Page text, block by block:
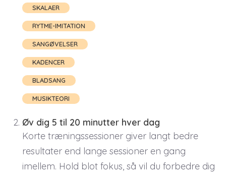
SKALAER
RYTME-IMITATION
SANGØVELSER
KADENCER
BLADSANG
MUSIKTEORI
Øv dig 5 til 20 minutter hver dag
Korte træningssessioner giver langt bedre
resultater end lange sessioner en gang
imellem. Hold blot fokus, så vil du forbedre dig